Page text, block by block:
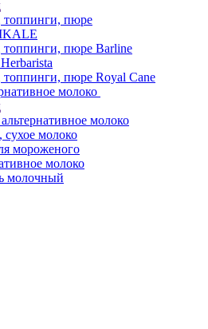
пюре
пюре Barline
пюре Royal Cane
молоко
молоко
сухое молоко
мороженого
молоко
молочный